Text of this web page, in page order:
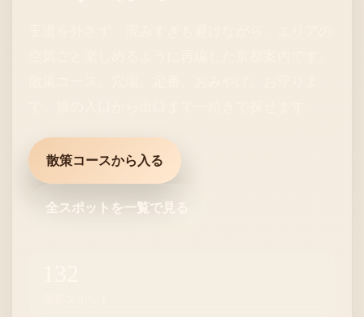
散策コースから入る
全スポットを一覧で見る